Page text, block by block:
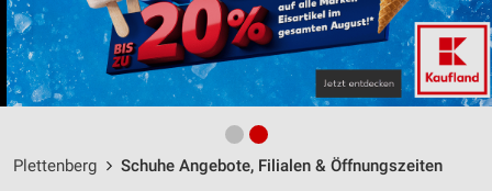
Plettenberg Schuhe Angebote, Filialen & Öffnungszeiten